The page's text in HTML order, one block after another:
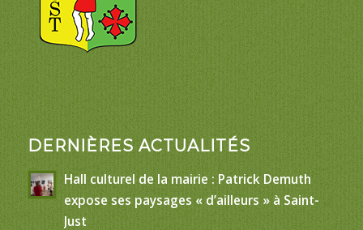
DERNIÈRES ACTUALITÉS
Hall culturel de la mairie : Patrick Demuth
expose ses paysages « d’ailleurs » à Saint-
Just